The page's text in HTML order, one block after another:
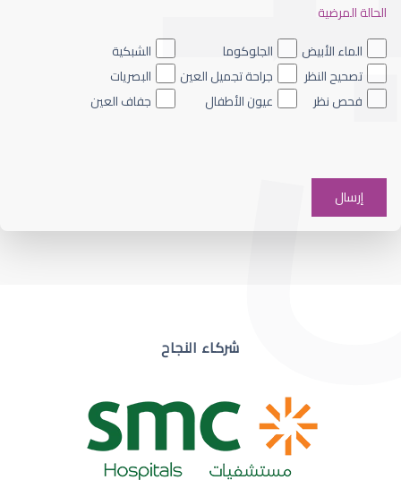
ضعف نظر العين اليسرى
ضعف نظر مفاجئ
الحالة المرضية
الماء الأبيض
الجلوكوما
الشبكية
تصحيح النظر
جراحة تجميل العين
البصريات
فحص نظر
عيون الأطفال جفاف العين
شركاء النجاح